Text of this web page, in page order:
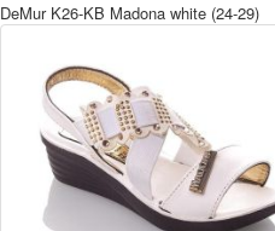
DeMur K26-KB Madona white (24-29)